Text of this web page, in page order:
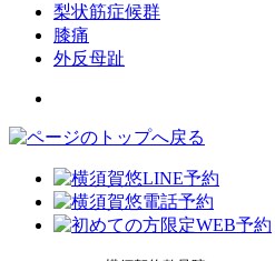
梨状筋症候群
膝痛
外反母趾